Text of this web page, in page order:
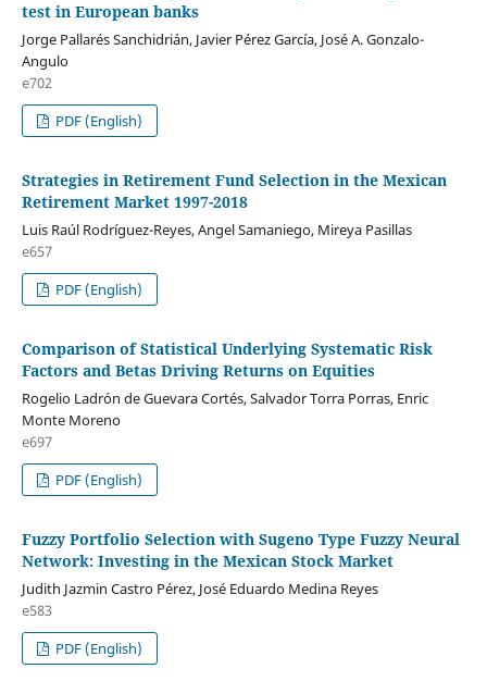
test in European banks
Jorge Pallarés Sanchidrián, Javier Pérez García, José A. Gonzalo-
Angulo
e702
PDF (English)
Strategies in Retirement Fund Selection in the Mexican
Retirement Market 1997-2018
Luis Raúl Rodríguez-Reyes, Angel Samaniego, Mireya Pasillas
e657
PDF (English)
Comparison of Statistical Underlying Systematic Risk
Factors and Betas Driving Returns on Equities
Rogelio Ladrón de Guevara Cortés, Salvador Torra Porras, Enric
Monte Moreno
e697
PDF (English)
Fuzzy Portfolio Selection with Sugeno Type Fuzzy Neural
Network: Investing in the Mexican Stock Market
Judith Jazmin Castro Pérez, José Eduardo Medina Reyes
e583
PDF (English)